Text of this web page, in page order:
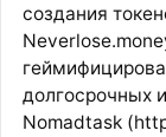
создания
долгосрочных
Nomadtask